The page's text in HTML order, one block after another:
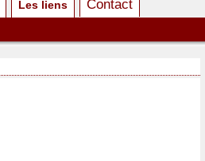
Les liens Contact